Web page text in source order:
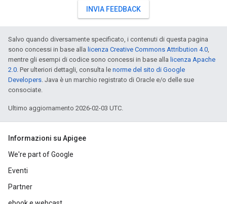
INVIA FEEDBACK
Salvo quando diversamente specificato, i contenuti di questa pagina
sono concessi in base alla licenza Creative Commons Attribution 4.0,
mentre gli esempi di codice sono concessi in base alla licenza Apache
2.0. Per ulteriori dettagli, consulta le norme del sito di Google
Developers. Java è un marchio registrato di Oracle e/o delle sue
consociate.
Ultimo aggiornamento 2026-02-03 UTC.
Informazioni su Apigee
We're part of Google
Eventi
Partner